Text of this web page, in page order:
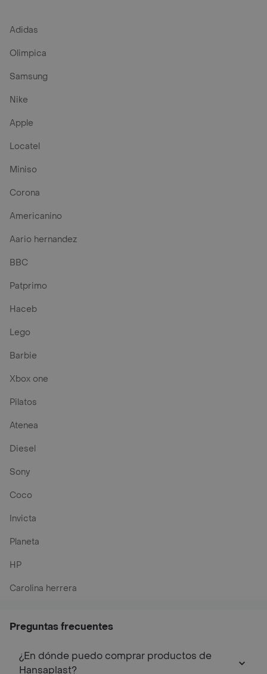
Adidas
Olimpica
Samsung
Nike
Apple
Locatel
Miniso
Corona
Americanino
Aario hernandez
BBC
Patprimo
Haceb
Lego
Barbie
Xbox one
Pilatos
Atenea
Diesel
Sony
Coco
Invicta
Planeta
HP
Carolina herrera
Preguntas frecuentes
¿En dónde puedo comprar productos de
Hansaplast?